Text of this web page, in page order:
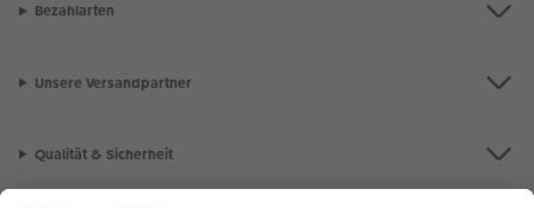
Bezahlarten
Unsere Versandpartner
Qualität & Sicherheit